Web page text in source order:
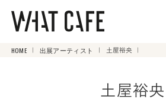
HOME 出展アーティスト 土屋裕央
土屋裕央